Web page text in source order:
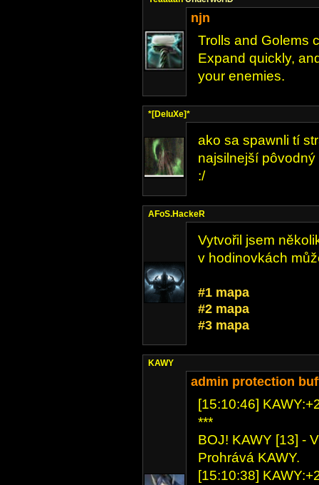
njn
Trolls and Golems
Expand quickly,
your enemies.
*[DeluXe]*
ako sa spawnli tí
najsilnejší
:/
AFoS.HackeR
Vytvořil jsem
v hodinovkách
#1 mapa
#2 mapa
#3 mapa
KAWY
admin protection
[15:10:46]
***
BOJ! KAWY [13] -
Prohrává KAWY.
[15:10:38]